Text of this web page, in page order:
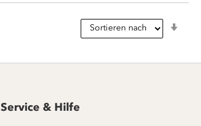
Service & Hilfe